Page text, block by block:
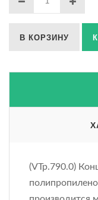
В КОРЗИНУ
(VTp.790.0)